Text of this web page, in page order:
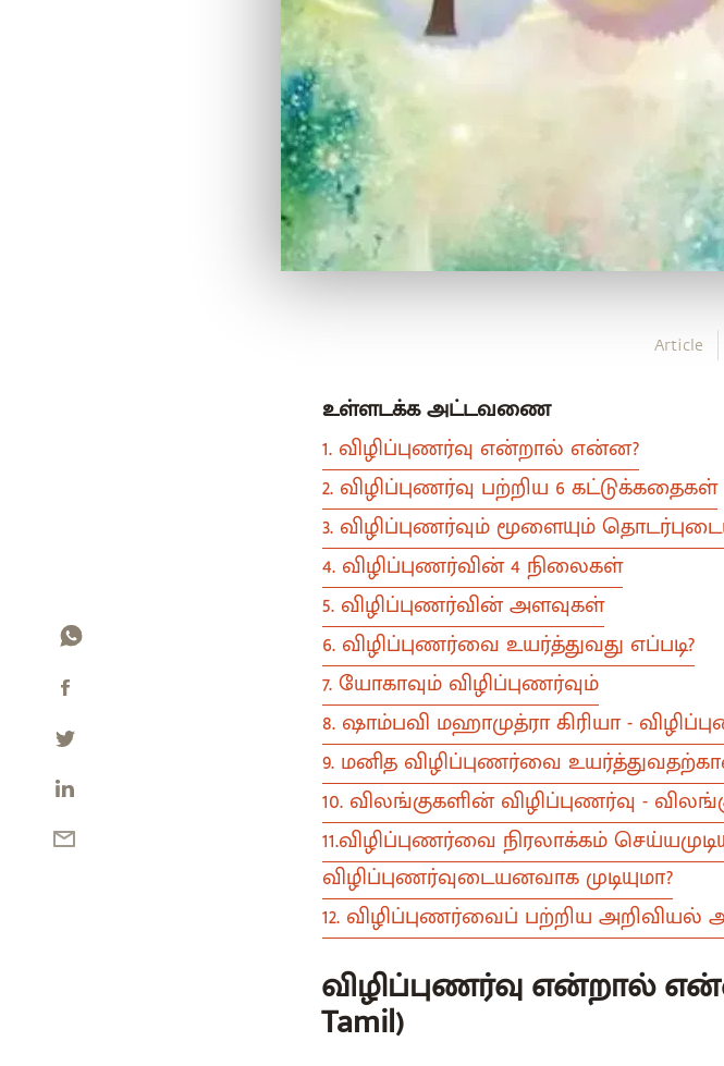
Article
உள்ளடக்க அட்டவணை
1. விழிப்புணர்வு என்றால் என்ன?
2. விழிப்புணர்வு பற்றிய 6 கட்டுக்கதைகள்
3. விழிப்புணர்வும் மூளையும்
4. விழிப்புணர்வின் 4 நிலைகள்
5. விழிப்புணர்வின் அளவுகள்
6. விழிப்புணர்வை உயர்த்துவது எப்படி?
7. யோகாவும் விழிப்புணர்வும்
8. ஷாம்பவி மஹாமுத்ரா கிரியா -
9. மனித விழிப்புணர்வை
10. விலங்குகளின் விழிப்புணர்வு -
11.விழிப்புணர்வை நிரலாக்கம்
விழிப்புணர்வுடையனவாக முடியுமா?
12. விழிப்புணர்வைப் பற்றிய அறிவியல்
விழிப்புணர்வு என்றால்
Tamil)